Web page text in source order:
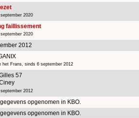
2020
faillissement
2020
2012
het Frans, sinds 6 september 2012
57
2012
opgenomen in KBO.
opgenomen in KBO.